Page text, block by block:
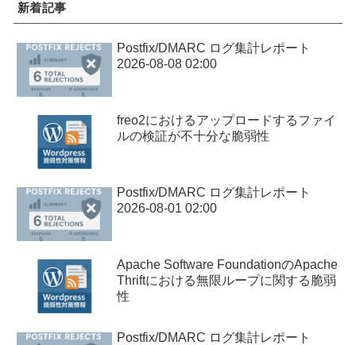
新着記事
Postfix/DMARC ログ集計レポート
2026-08-08 02:00
freo2におけるアップロードするファイ
ルの検証が不十分な脆弱性
Postfix/DMARC ログ集計レポート
2026-08-01 02:00
Apache Software FoundationのApache
Thriftにおける無限ループに関する脆弱
性
Postfix/DMARC ログ集計レポート